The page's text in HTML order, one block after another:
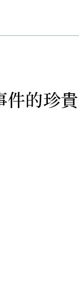
件的珍